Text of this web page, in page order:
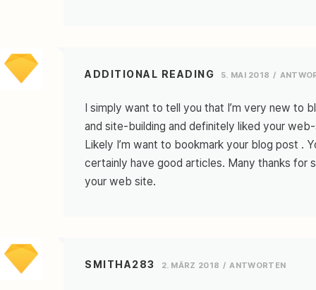
ADDITIONAL READING 5. MAI 2018
I simply want to tell you that I’m very new to
and site-building and definitely liked your
Likely I’m want to bookmark your blog post .
certainly have good articles. Many thanks for
your web site.
SMITHA283 2. MÄRZ 2018 ANTWORTEN